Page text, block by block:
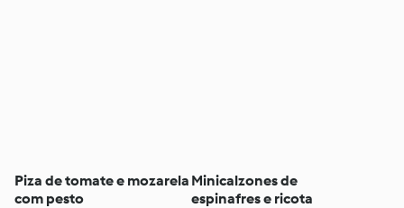
Piza de tomate e mozarela
com pesto
Minicalzones de
espinafres e ricota